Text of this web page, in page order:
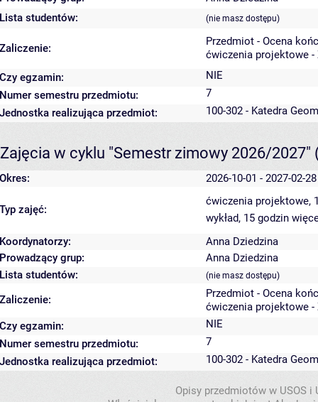
Lista studentów:
(nie masz dostępu)
Zaliczenie:
Przedmiot - Ocena
ćwiczenia projektowe -
Czy egzamin:
NIE
Numer semestru przedmiotu:
7
Jednostka realizująca przedmiot:
100-302 - Katedra
Zajęcia w cyklu "Semestr zimowy 2026/2027"
Okres: 2026-10-01 - 2027-02-28
Typ zajęć:
ćwiczenia projektowe,
wykład, 15 godzin
Koordynatorzy:
Anna Dziedzina
Prowadzący grup:
Anna Dziedzina
Lista studentów:
(nie masz dostępu)
Zaliczenie:
Przedmiot - Ocena
ćwiczenia projektowe -
Czy egzamin:
NIE
Numer semestru przedmiotu:
7
Jednostka realizująca przedmiot:
100-302 - Katedra
Opisy przedmiotów w USOS